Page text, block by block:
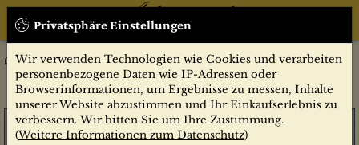
Privatsphäre Einstellungen
Wir verwenden Technologien wie Cookies und verarbeiten
personenbezogene Daten wie IP-Adressen oder
Browserinformationen, um Ergebnisse zu messen, Inhalte
unserer Website abzustimmen und Ihr Einkaufserlebnis zu
verbessern. Wir bitten Sie um Ihre Zustimmung.
(Weitere Informationen zum Datenschutz)
Belletristik
Peter Voss, der Millionendieb : Roman / Ewald Gerhard Seeliger